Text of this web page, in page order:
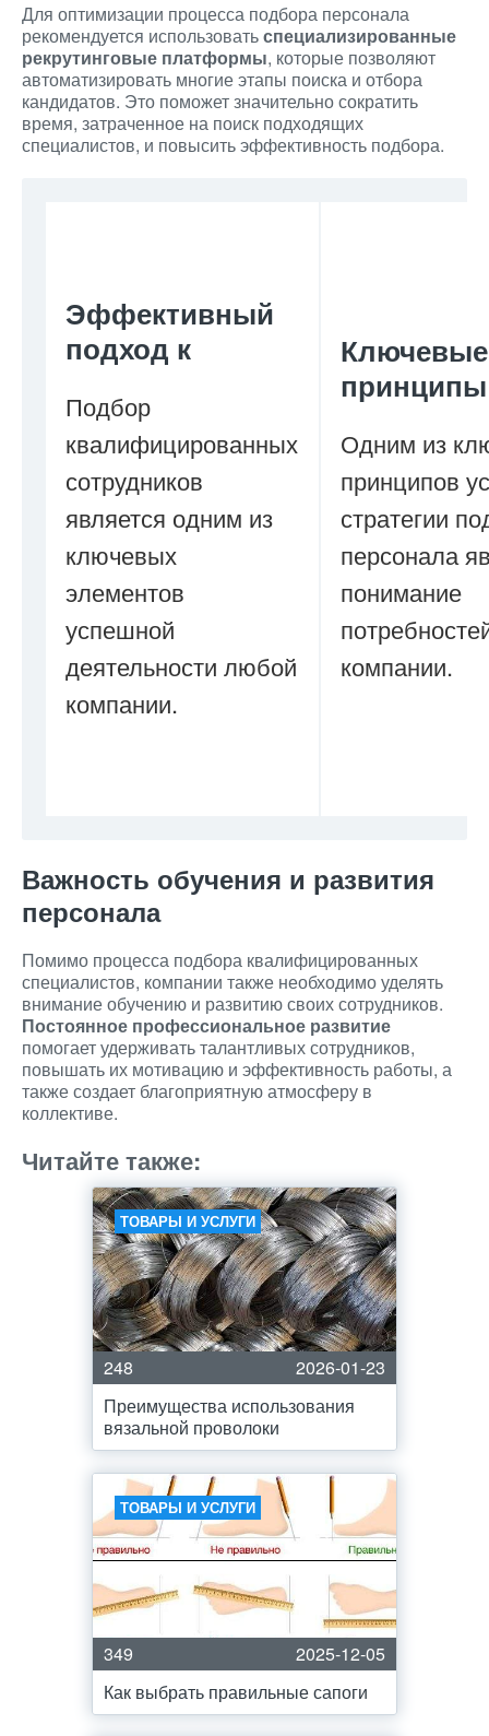
Для оптимизации процесса подбора персонала
рекомендуется использоватьспециализированные
рекрутинговые платформы, которые позволяют
автоматизировать многие этапы поиска и отбора
кандидатов. Это поможет значительно сократить
время, затраченное на поиск подходящих
специалистов, и повысить эффективность подбора.
Эффективный
подход к
Подбор
квалифицированных
сотрудников
является одним из
ключевых
элементов
успешной
деятельности любой
компании.
Ключевые
принципы
Одним из
принципов
стратегии
персонала
понимание
компании.
Важность обучения и развития
персонала
Помимо процесса подбора квалифицированных
специалистов, компании также необходимо уделять
внимание обучению и развитию своих сотрудников.
Постоянное профессиональное развитие
помогает удерживать талантливых сотрудников,
повышать их мотивацию и эффективность работы, а
также создает благоприятную атмосферу в
коллективе.
Читайте также:
ТОВАРЫ И УСЛУГИ
248
2026-01-23
Преимущества использования
вязальной проволоки
ТОВАРЫ И УСЛУГИ
349
2025-12-05
Как выбрать правильные сапоги